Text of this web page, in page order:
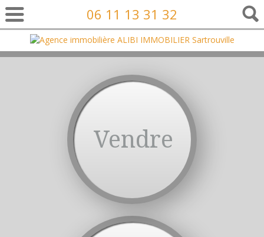
06 11 13 31 32
Vendre